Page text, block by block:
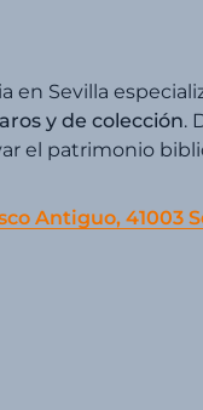
en Sevilla
y de colección.
el patrimonio
Antiguo, 41003